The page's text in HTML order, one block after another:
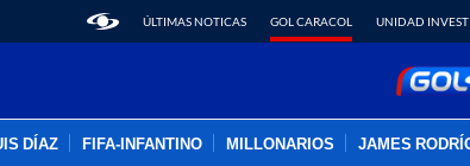
ÚLTIMAS NOTICAS GOL CARACOL UNIDAD
DÍAZ FIFA-INFANTINO MILLONARIOS JAMES